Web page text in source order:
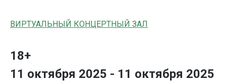
ВИРТУАЛЬНЫЙ КОНЦЕРТНЫЙ ЗАЛ
18+
11 октября 2025 - 11 октября 2025